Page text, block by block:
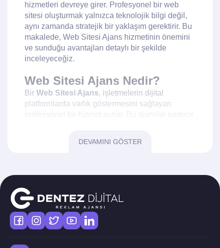
hizmetleri devreye girer. Profesyonel bir web
sitesi oluşturmak yalnızca teknolojik bilgi değil,
aynı zamanda stratejik bir yaklaşım gerektirir. Bu
makalede, Web Sitesi Ajans hizmetinin önemini
ve sunduğu avantajları detaylı bir şekilde
inceleyeceğiz.
Web Sitesi Ajans Nedir?
Bir Web Sitesi Ajans, işletmelerin dijital
platformlarda varlık göstermesini sağlayan
profesyonel bir hizmet sunar. Bu ajanslar sadece
deneyimi, içerik yönetimi ve arama motoru
optimizasyonu (SEO) gibi konularda da
görünürlüğünü artırır.
Web Sitesi Tasarımının Önemi
Web sitesi tasarımı, bir markanın dijital yüzüdür.
web sitesinin tasarımı kullanıcıların dikkatini
DEVAMINI GÖSTER